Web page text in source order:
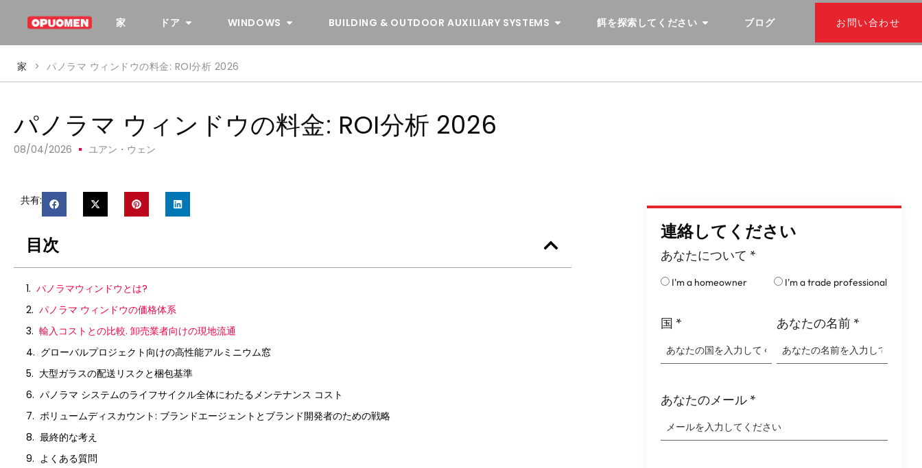
家 ドア WINDOWS BUILDING & OUTDOOR AUXILIARY SYSTEMS 餌を探索してください ブログ お問い合わせ
家 > パノラマ ウィンドウの料金: ROI分析 2026
パノラマ ウィンドウの料金: ROI分析 2026
08/04/2026 ユアン・ウェン
共有:
目次
パノラマウィンドウとは?
パノラマ ウィンドウの価格体系
輸入コストとの比較. 卸売業者向けの現地流通
グローバルプロジェクト向けの高性能アルミニウム窓
大型ガラスの配送リスクと梱包基準
パノラマ システムのライフサイクル全体にわたるメンテナンス コスト
ボリュームディスカウント: ブランドエージェントとブランド開発者のための戦略
最終的な考え
よくある質問
連絡してください
あなたについて *
I'm a homeowner I'm a trade professional
国 * あなたの名前 *
あなたのメール *